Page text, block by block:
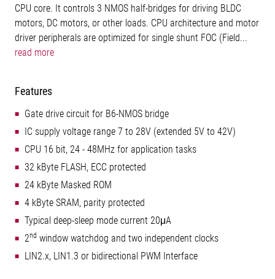
CPU core. It controls 3 NMOS half-bridges for driving BLDC
motors, DC motors, or other loads. CPU architecture and motor
driver peripherals are optimized for single shunt FOC (Field...
read more
Features
Gate drive circuit for B6-NMOS bridge
IC supply voltage range 7 to 28V (extended 5V to 42V)
CPU 16 bit, 24 - 48MHz for application tasks
32 kByte FLASH, ECC protected
24 kByte Masked ROM
4 kByte SRAM, parity protected
Typical deep-sleep mode current 20μA
2nd window watchdog and two independent clocks
LIN2.x, LIN1.3 or bidirectional PWM Interface